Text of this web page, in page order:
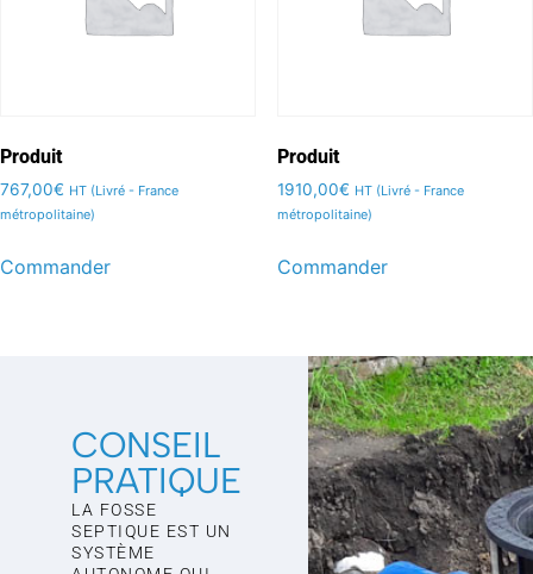
Produit
767,00€ HT (Livré - France
métropolitaine)
Commander
Produit
1910,00€ HT (Livré - France
métropolitaine)
Commander
CONSEIL
PRATIQUE
LA FOSSE
SEPTIQUE EST UN
SYSTÈME